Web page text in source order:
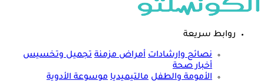
روابط سريعة
نصائح وارشادات أمراض مزمنة تجميل وتخسيس
أخبار صحة
الأمومة والطفل مالتيميديا موسوعة الأدوية